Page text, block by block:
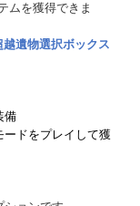
ムを獲得できま
越遺物選択ボックス
備
ードをプレイして獲